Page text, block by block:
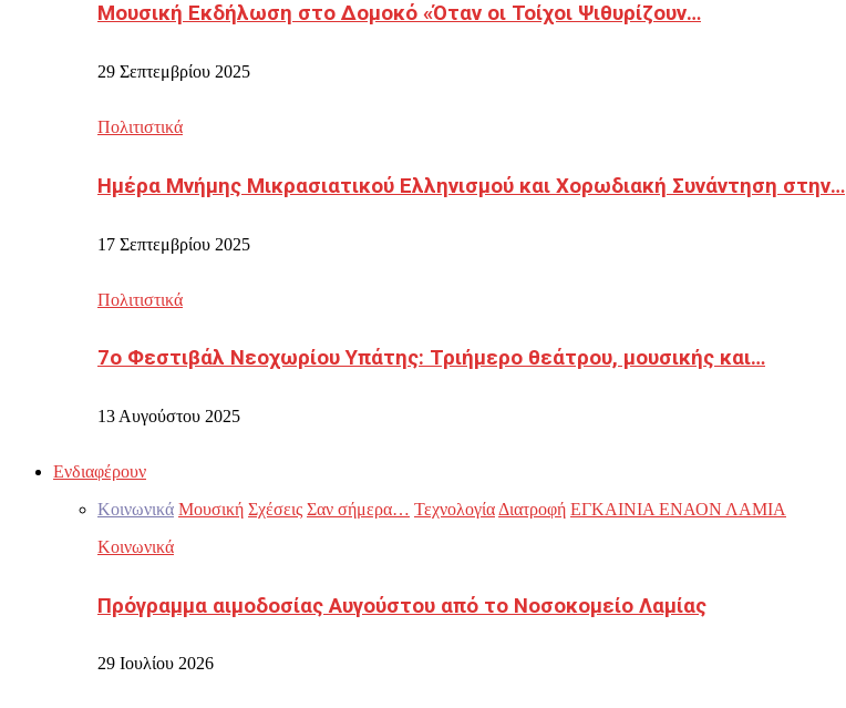
Μουσική Εκδήλωση στο Δομοκό «Όταν οι Τοίχοι Ψιθυρίζουν…
29 Σεπτεμβρίου 2025
Πολιτιστικά
Ημέρα Μνήμης Μικρασιατικού Ελληνισμού και Χορωδιακή Συνάντηση στην…
17 Σεπτεμβρίου 2025
Πολιτιστικά
7ο Φεστιβάλ Νεοχωρίου Υπάτης: Τριήμερο θεάτρου, μουσικής και…
13 Αυγούστου 2025
Ενδιαφέρουν
Κοινωνικά Μουσική Σχέσεις Σαν σήμερα… Τεχνολογία Διατροφή ΕΓΚΑΙΝΙΑ ΕΝΑΟΝ ΛΑΜΙΑ
Κοινωνικά
Πρόγραμμα αιμοδοσίας Αυγούστου από το Νοσοκομείο Λαμίας
29 Ιουλίου 2026